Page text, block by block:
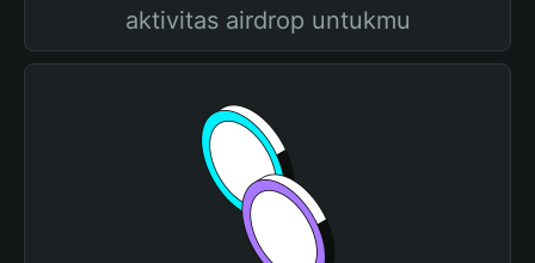
aktivitas airdrop untukmu